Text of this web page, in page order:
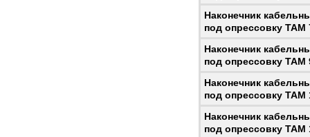
Наконечник
под опрессовку ТАМ
Наконечник
под опрессовку ТАМ
Наконечник
под опрессовку ТАМ
Наконечник
под опрессовку ТАМ